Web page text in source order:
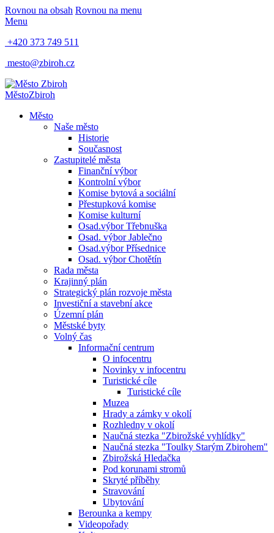
Rovnou na obsah Rovnou na menu
Menu
+420 373 749 511
mesto@zbiroh.cz
MěstoZbiroh
Město
Naše město
Historie
Současnost
Zastupitelé města
Finanční výbor
Kontrolní výbor
Komise bytová a sociální
Přestupková komise
Komise kulturní
Osad.výbor Třebnuška
Osad. výbor Jablečno
Osad.výbor Přísednice
Osad. výbor Chotětín
Rada města
Krajinný plán
Strategický plán rozvoje města
Investiční a stavební akce
Územní plán
Městské byty
Volný čas
Informační centrum
O infocentru
Novinky v infocentru
Turistické cíle
Turistické cíle
Muzea
Hrady a zámky v okolí
Rozhledny v okolí
Naučná stezka "Zbirožské vyhlídky"
Naučná stezka "Toulky Starým Zbirohem"
Zbirožská Hledačka
Pod korunami stromů
Skryté příběhy
Stravování
Ubytování
Berounka a kempy
Videopořady